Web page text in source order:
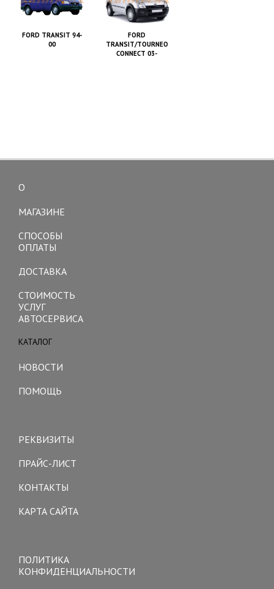
FORD TRANSIT 94-
00
FORD
TRANSIT/TOURNEO
CONNECT 03-
О
МАГАЗИНЕ
СПОСОБЫ
ОПЛАТЫ
ДОСТАВКА
СТОИМОСТЬ
УСЛУГ
АВТОСЕРВИСА
КАТАЛОГ
НОВОСТИ
ПОМОЩЬ
РЕКВИЗИТЫ
ПРАЙС-ЛИСТ
КОНТАКТЫ
КАРТА САЙТА
ПОЛИТИКА
КОНФИДЕНЦИАЛЬНОСТИ